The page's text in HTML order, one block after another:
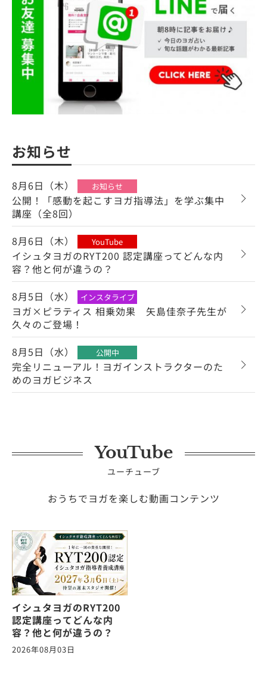
お知らせ
8月6日（木） お知らせ
公開！「感動を起こすヨガ指導法」を学ぶ集中
講座（全8回）
8月6日（木）
YouTube
イシュタヨガのRYT200 認定講座ってどんな内
容？他と何が違うの？
8月5日（水）
インスタライブ
ヨガ×ピラティス 相乗効果 矢島佳奈子先生が
久々のご登場！
8月5日（水）
公開中
完全リニューアル！ヨガインストラクターのた
めのヨガビジネス
YouTube
ユーチューブ
おうちでヨガを楽しむ動画コンテンツ
イシュタヨガのRYT200
認定講座ってどんな内
容？他と何が違うの？
2026年08月03日